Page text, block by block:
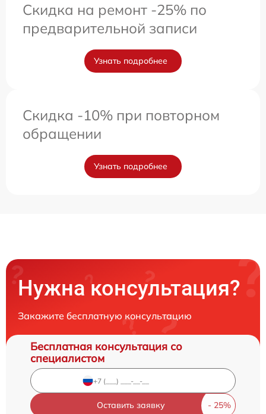
Скидка на ремонт -25% по
предварительной записи
Узнать подробнее
Скидка -10% при повторном
обращении
Узнать подробнее
Нужна консультация?
Закажите бесплатную консультацию
Бесплатная консультация со
специалистом
Оставить заявку